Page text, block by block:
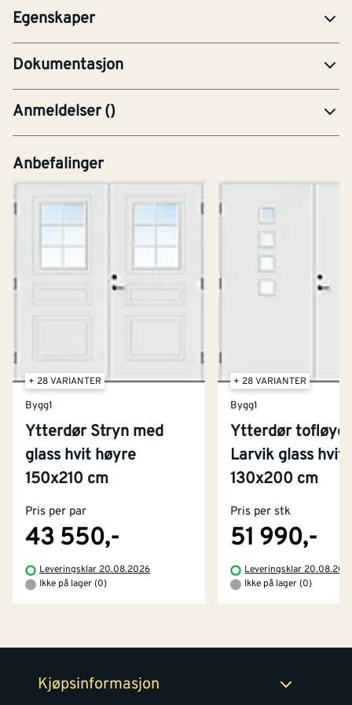
Egenskaper
Dokumentasjon
YTE-Ytelseserklæring (CE-merking)
Anmeldelser()
Anbefalinger
+ 28 VARIANTER
Bygg1
Ytterdør Stryn med
glass hvit høyre
150x210 cm
Pris per par
43 550,-
Leveringsklar 20.08.2026
Ikke på lager (0)
+ 28 VARIANTER
Bygg1
Ytterdør tofløyet
Larvik glass hvit
130x200 cm
Pris per stk
51 990,-
Leveringsklar
Ikke på lager (0)
Kjøpsinformasjon
Kjøpsbetingelser
Retur- og angrerettsskjema
Kontakt oss
Tjenester
Montér Klubb
Om Montér
Byggevarehus og åpningstider
Prismatch